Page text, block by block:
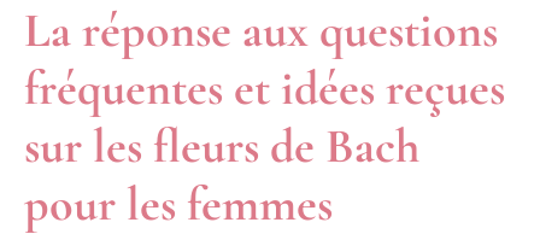
La réponse aux questions
fréquentes et idées reçues
sur les fleurs de Bach
pour les femmes